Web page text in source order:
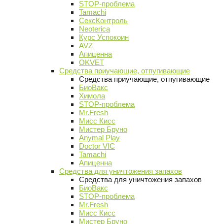
STOP-проблема
Tamachi
СексКонтроль
Neoterica
Курс Успокоин
AVZ
Апиценна
OKVET
Средства приучающие, отпугивающие
Средства приучающие, отпугивающие
БиоВакс
Химола
STOP-проблема
Mr.Fresh
Мисс Кисс
Мистер Бруно
Anymal Play
Doctor VIC
Tamachi
Апиценна
Средства для уничтожения запахов
Средства для уничтожения запахов
БиоВакс
STOP-проблема
Mr.Fresh
Мисс Кисс
Мистер Бруно